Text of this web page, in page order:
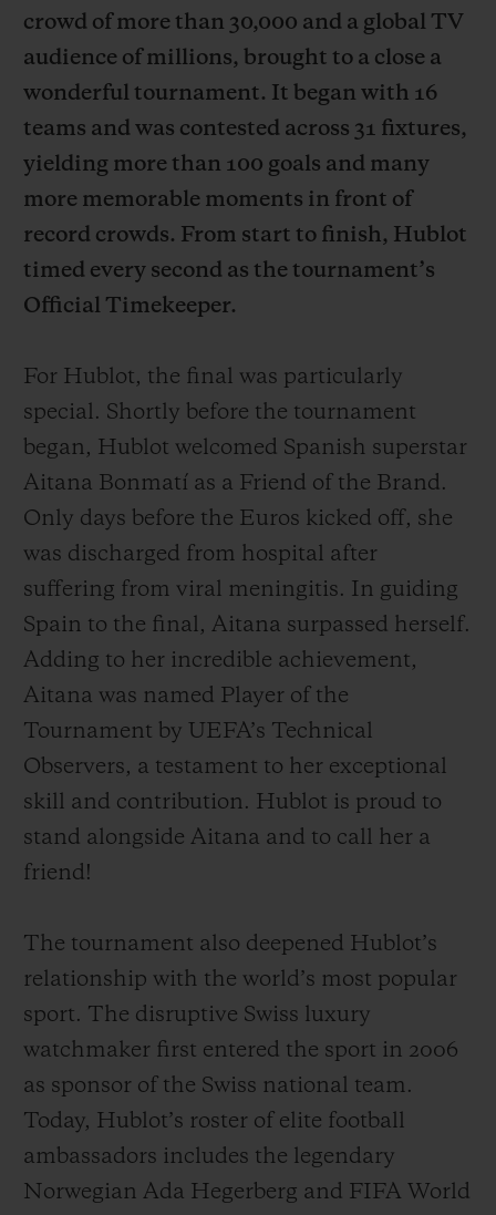
crowd of more than 30,000 and a global TV
audience of millions, brought to a close a
wonderful tournament. It began with 16
teams and was contested across 31 fixtures,
yielding more than 100 goals and many
more memorable moments in front of
record crowds. From start to finish, Hublot
timed every second as the tournament’s
Official Timekeeper.
For Hublot, the final was particularly
special. Shortly before the tournament
began, Hublot welcomed Spanish superstar
Aitana Bonmatí as a Friend of the Brand.
Only days before the Euros kicked off, she
was discharged from hospital after
suffering from viral meningitis. In guiding
Spain to the final, Aitana surpassed herself.
Adding to her incredible achievement,
Aitana was named Player of the
Tournament by UEFA’s Technical
Observers, a testament to her exceptional
skill and contribution. Hublot is proud to
stand alongside Aitana and to call her a
friend!
The tournament also deepened Hublot’s
relationship with the world’s most popular
sport. The disruptive Swiss luxury
watchmaker first entered the sport in 2006
as sponsor of the Swiss national team.
Today, Hublot’s roster of elite football
ambassadors includes the legendary
Norwegian Ada Hegerberg and FIFA World
ブティック検索